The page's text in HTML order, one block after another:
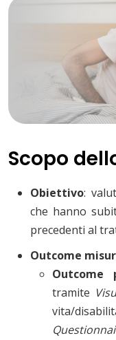
Scopo
Obiettivo:
che hanno
precedenti al
Outcome
Outcome
tramite
vita/